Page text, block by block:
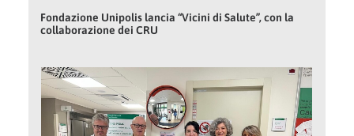
Fondazione Unipolis lancia “Vicini di Salute”, con la
collaborazione dei CRU